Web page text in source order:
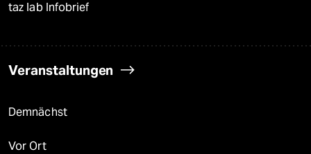
taz lab Infobrief
Veranstaltungen
Demnächst
Vor Ort